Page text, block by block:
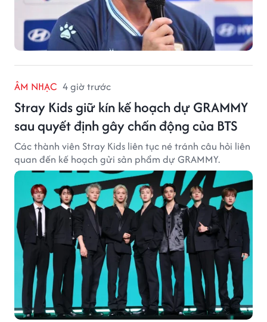
ÂM NHẠC 4 giờ trước
Stray Kids giữ kín kế hoạch dự GRAMMY
sau quyết định gây chấn động của BTS
Các thành viên Stray Kids liên tục né tránh câu hỏi liên
quan đến kế hoạch gửi sản phẩm dự GRAMMY.